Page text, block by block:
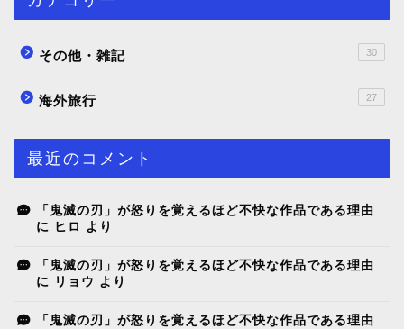
その他・雑記 30
海外旅行 27
最近のコメント
「鬼滅の刃」が怒りを覚えるほど不快な作品である理由
に ヒロ より
「鬼滅の刃」が怒りを覚えるほど不快な作品である理由
に リョウ より
「鬼滅の刃」が怒りを覚えるほど不快な作品である理由